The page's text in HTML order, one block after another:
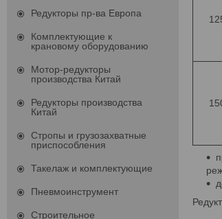
Редукторы пр-ва Европа
Комплектующие к
крановому оборудованию
Мотор-редукторы
производства Китай
Редукторы производства
Китай
Стропы и грузозахватные
приспособления
Такелаж и комплектующие
Пневмоинструмент
Строительное